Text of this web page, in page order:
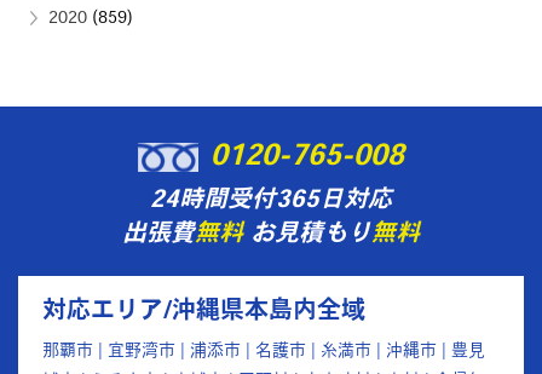
2020 (859)
0120-765-008
24時間受付365日対応
出張費無料お見積もり無料
対応エリア/沖縄県本島内全域
那覇市 | 宜野湾市 | 浦添市 | 名護市 | 糸満市 | 沖縄市 | 豊見